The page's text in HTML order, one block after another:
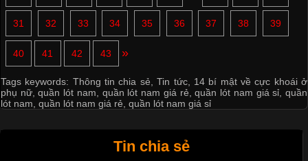
31 32 33 34 35 36 37 38 39
40 41 42 43 »
Tags keywords: Thông tin chia sẻ,Tin tức, 14 bí mật về cực khoái ở
phụ nữ,quần lót nam, quần lót nam giá rẻ,quần lót nam giá sỉ,quần
lót nam, quần lót nam giá rẻ, quần lót nam giá sỉ
Tin chia sẻ